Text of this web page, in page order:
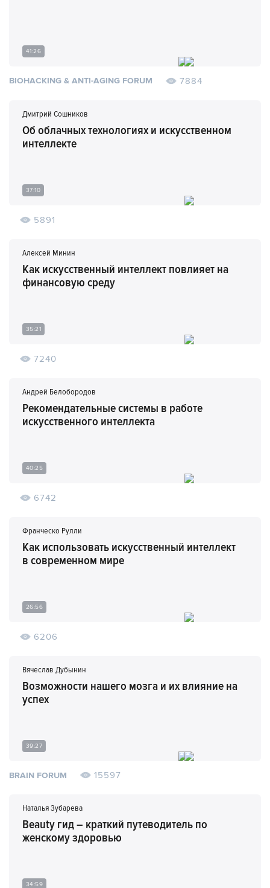
41:26
BIOHACKING & ANTI-AGING FORUM 7884
Дмитрий Сошников
Об облачных технологиях и искусственном
интеллекте
37:10
5891
Алексей Минин
Как искусственный интеллект повлияет на
финансовую среду
35:21
7240
Андрей Белобородов
Рекомендательные системы в работе
искусственного интеллекта
40:25
6742
Франческо Рулли
Как использовать искусственный интеллект
в современном мире
26:56
6206
Вячеслав Дубынин
Возможности нашего мозга и их влияние на
успех
39:27
BRAIN FORUM 15597
Наталья Зубарева
Beauty гид – краткий путеводитель по
женскому здоровью
34:59